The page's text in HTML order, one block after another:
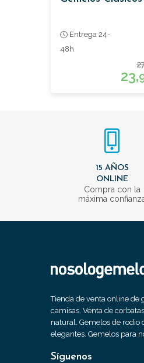
Entrega 24-
48h
23,
15 AÑOS
ONLINE
Compra con la
máxima
Tienda de venta online de
camisas. Venta de
natural. Gemelos de rodio
elegantes. Gemelos para
Síguenos